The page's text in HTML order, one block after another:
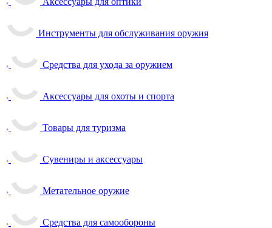
Инструменты для обслуживания оружия
Средства для ухода за оружием
Аксессуары для охоты и спорта
Товары для туризма
Сувениры и аксессуары
Метательное оружие
Средства для самообороны